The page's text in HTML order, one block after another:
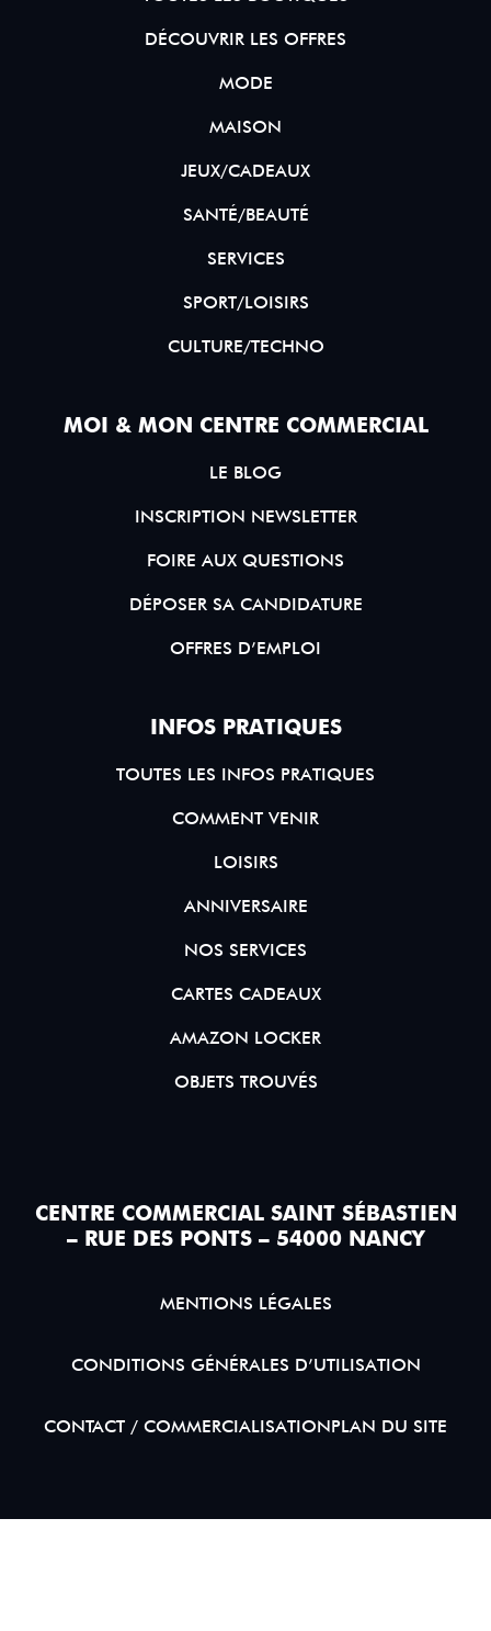
DÉCOUVRIR LES OFFRES
MODE
MAISON
JEUX/CADEAUX
SANTÉ/BEAUTÉ
SERVICES
SPORT/LOISIRS
CULTURE/TECHNO
MOI & MON CENTRE COMMERCIAL
LE BLOG
INSCRIPTION NEWSLETTER
FOIRE AUX QUESTIONS
DÉPOSER SA CANDIDATURE
OFFRES D’EMPLOI
INFOS PRATIQUES
TOUTES LES INFOS PRATIQUES
COMMENT VENIR
LOISIRS
ANNIVERSAIRE
NOS SERVICES
CARTES CADEAUX
AMAZON LOCKER
OBJETS TROUVÉS
CENTRE COMMERCIAL SAINT SÉBASTIEN
– RUE DES PONTS – 54000 NANCY
MENTIONS LÉGALES
CONDITIONS GÉNÉRALES D’UTILISATION
CONTACT / COMMERCIALISATIONPLAN DU SITE